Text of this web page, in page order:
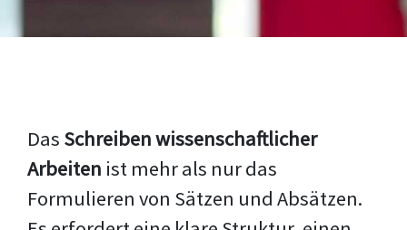
Das Schreiben wissenschaftlicher
Arbeiten ist mehr als nur das
Formulieren von Sätzen und Absätzen.